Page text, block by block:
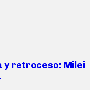
y retroceso: Milei